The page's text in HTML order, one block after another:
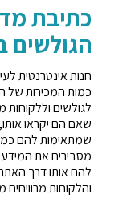
כתיבת
הגולשים
חנות אינטרנטית
כמות המכירות של
לגולשים וללקוחות
שאם הם יקראו
שמתאימות להם
מסבירים את המידע
להם אותו דרך
והלקוחות